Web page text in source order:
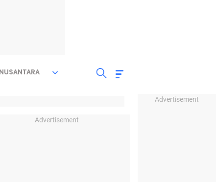
Advertisement
NUSANTARA
Advertisement